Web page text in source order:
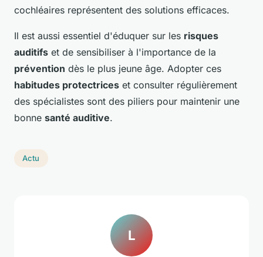
cochléaires représentent des solutions efficaces.
Il est aussi essentiel d'éduquer sur les risques
auditifs et de sensibiliser à l'importance de la
prévention dès le plus jeune âge. Adopter ces
habitudes protectrices et consulter régulièrement
des spécialistes sont des piliers pour maintenir une
bonne santé auditive.
Actu
L